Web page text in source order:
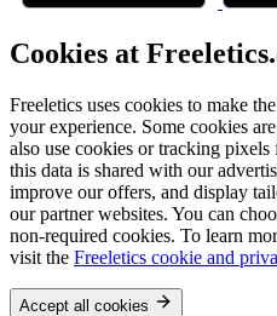
Cookies at
Freeletics uses cookies to make
your experience. Some cookies
also use cookies or tracking
this data is shared with our
improve our offers, and display
our partner websites. You can
non-required cookies. To learn
visit the Freeletics cookie and
Accept all cookies